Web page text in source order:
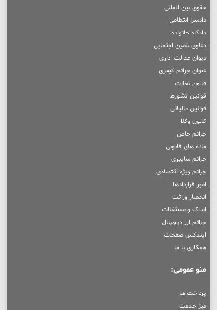
حقوق بین المللی
دادسرا انتظامی
دادگاه خانواده
دعاوی تامین اجتمایی
دیوان عدالت اداری
عنوان جرائم کیفری
قانون تجارت
قوانین کشورها
قوانین مالیاتی
کانون وکلا
جرائم خاص
ماده های قانونی
جرائم سایبری
جرائم ویژه اقتصادی
امور قراردادها
انحصار وراثت
املاک و مستغلات
جرائم ارز دیجیتال
ایندکس صفحات
همکاری با ما
منو عمومی:
پرداخت ها
میز خدمت